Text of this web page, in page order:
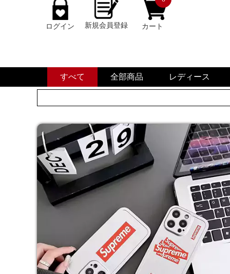
ログイン 新規会員登録 カート
すべて 全部商品 レディース